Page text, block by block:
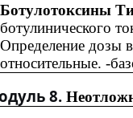
Ботулотоксины
ботулинического
Определение дозы
относительные. -
8.